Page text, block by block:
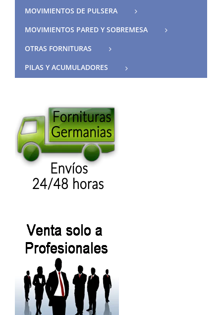
MOVIMIENTOS DE PULSERA
MOVIMIENTOS PARED Y SOBREMESA
OTRAS FORNITURAS
PILAS Y ACUMULADORES